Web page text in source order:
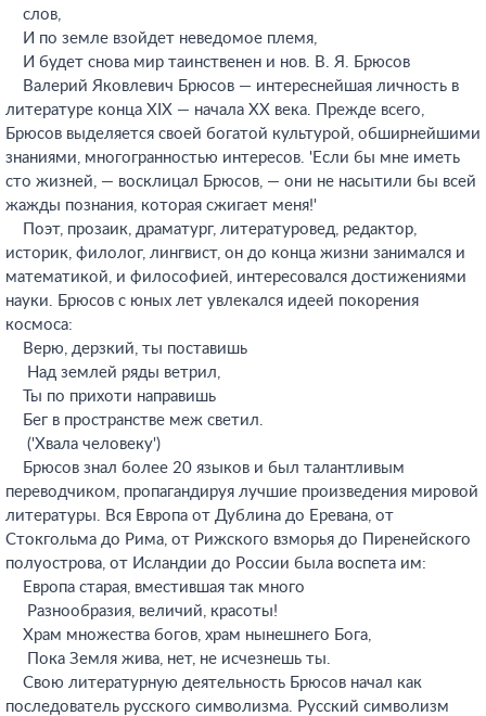
слов,
И по земле взойдет неведомое племя,
И будет снова мир таинственен и нов. В. Я. Брюсов
Валерий Яковлевич Брюсов — интереснейшая личность в
литературе конца XIX — начала XX века. Прежде всего,
Брюсов выделяется своей богатой культурой, обширнейшими
знаниями, многогранностью интересов. 'Если бы мне иметь
сто жизней, — восклицал Брюсов, — они не насытили бы всей
жажды познания, которая сжигает меня!'
Поэт, прозаик, драматург, литературовед, редактор,
историк, филолог, лингвист, он до конца жизни занимался и
математикой, и философией, интересовался достижениями
науки. Брюсов с юных лет увлекался идеей покорения
космоса:
Верю, дерзкий, ты поставишь
Над землей ряды ветрил,
Ты по прихоти направишь
Бег в пространстве меж светил.
('Хвала человеку')
Брюсов знал более 20 языков и был талантливым
переводчиком, пропагандируя лучшие произведения мировой
литературы. Вся Европа от Дублина до Еревана, от
Стокгольма до Рима, от Рижского взморья до Пиренейского
полуострова, от Исландии до России была воспета им:
Европа старая, вместившая так много
Разнообразия, величий, красоты!
Храм множества богов, храм нынешнего Бога,
Пока Земля жива, нет, не исчезнешь ты.
Свою литературную деятельность Брюсов начал как
последователь русского символизма. Русский символизм